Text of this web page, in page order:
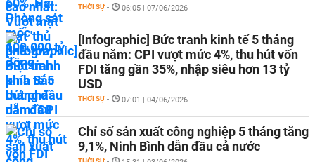
THỜI SỰ - 06:05 | 07/06/2026
[Infographic] Bức tranh kinh tế 5 tháng
đầu năm: CPI vượt mức 4%, thu hút vốn
FDI tăng gần 35%, nhập siêu hơn 13 tỷ
USD
THỜI SỰ - 07:01 | 04/06/2026
Chỉ số sản xuất công nghiệp 5 tháng tăng
9,1%, Ninh Bình dẫn đầu cả nước